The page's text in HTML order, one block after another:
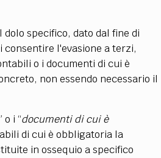
specifico, dato dal fine di
consentire l'evasione a terzi,
o i documenti di cui è
non essendo necessario il
o i “documenti di cui è
di cui è obbligatoria la
in ossequio a specifico